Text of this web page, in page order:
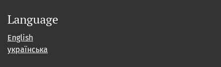
Language
English
українська